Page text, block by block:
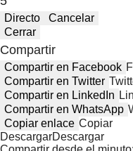
Directo
Cancelar
Cerrar
Compartir
Compartir en Facebook
Compartir en Twitter
Compartir en LinkedIn
Compartir en WhatsApp
Copiar enlace Copiar
DescargarDescargar